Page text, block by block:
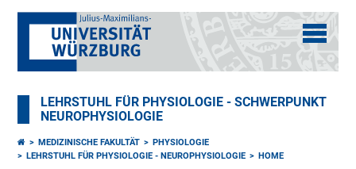
LEHRSTUHL FÜR PHYSIOLOGIE - SCHWERPUNKT
NEUROPHYSIOLOGIE
MEDIZINISCHE FAKULTÄT
PHYSIOLOGIE
LEHRSTUHL FÜR PHYSIOLOGIE - NEUROPHYSIOLOGIE
HOME